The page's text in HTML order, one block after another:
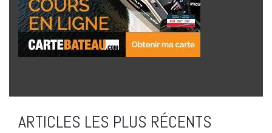
ARTICLES LES PLUS RÉCENTS